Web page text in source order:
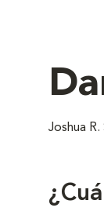
Joshua